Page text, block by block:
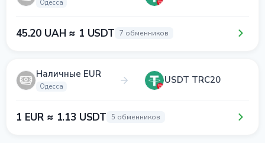
Одесса
45.20 UAH ≈ 1 USDT 7 обменников
Наличные EUR
Одесса
USDT TRC20
1 EUR ≈ 1.13 USDT 5 обменников